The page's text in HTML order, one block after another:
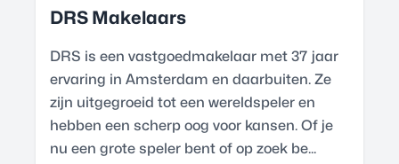
DRS Makelaars
DRS is een vastgoedmakelaar met 37 jaar
ervaring in Amsterdam en daarbuiten. Ze
zijn uitgegroeid tot een wereldspeler en
hebben een scherp oog voor kansen. Of je
nu een grote speler bent of op zoek be...